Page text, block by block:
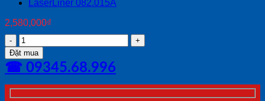
2,580,000₫
Máy
Đo
Độ
Ẩm
Liệu
Đặt mua
☎ 09345.68.996